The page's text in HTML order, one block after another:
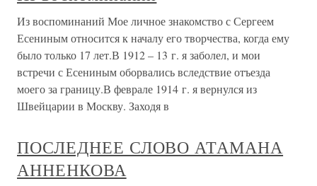
Из воспоминаний Мое личное знакомство с Сергеем
Есениным относится к началу его творчества, когда ему
было только 17 лет.В 1912 – 13 г. я заболел, и мои
встречи с Есениным оборвались вследствие отъезда
моего за границу.В феврале 1914 г. я вернулся из
Швейцарии в Москву. Заходя в
ПОСЛЕДНЕЕ СЛОВО АТАМАНА
АННЕНКОВА